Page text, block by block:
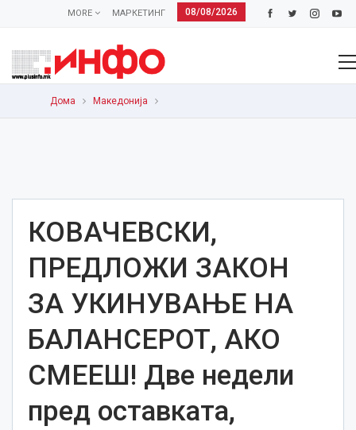
08/08/2026
МАРКЕТИНГ
MORE
Дома Македонија
КОВАЧЕВСКИ,
ПРЕДЛОЖИ ЗАКОН
ЗА УКИНУВАЊЕ НА
БАЛАНСЕРОТ, АКО
СМЕЕШ! Две недели
пред оставката,